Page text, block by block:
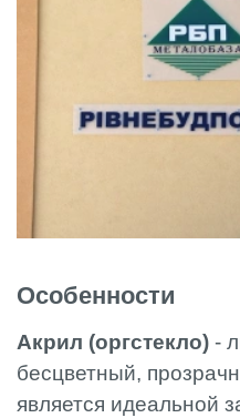
Особенности
Акрил (оргстекло) -
бесцветный,
является идеальной